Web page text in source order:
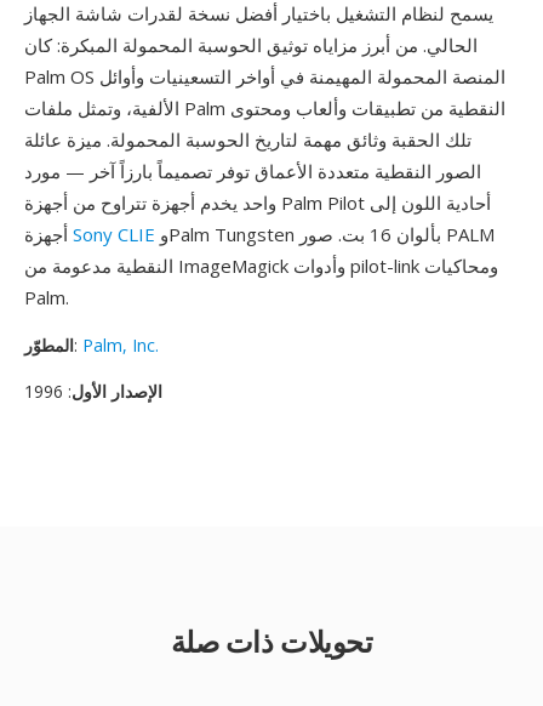
يسمح لنظام التشغيل باختيار أفضل نسخة لقدرات شاشة الجهاز
الحالي. من أبرز مزاياه توثيق الحوسبة المحمولة المبكرة: كان
Palm OS المنصة المحمولة المهيمنة في أواخر التسعينيات وأوائل
الألفية، وتمثل ملفات Palm النقطية من تطبيقات وألعاب ومحتوى
تلك الحقبة وثائق مهمة لتاريخ الحوسبة المحمولة. ميزة عائلة
الصور النقطية متعددة الأعماق توفر تصميماً بارزاً آخر — مورد
واحد يخدم أجهزة تتراوح من أجهزة Palm Pilot أحادية اللون إلى
Sony CLIE
النقطية مدعومة من ImageMagick وأدوات pilot-link ومحاكيات
Palm.
المطوّر: Palm, Inc.
الإصدار الأول: 1996
تحويلات ذات صلة